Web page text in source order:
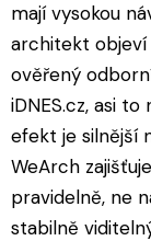
mají vysokou
architekt objeví
ověřený
iDNES.cz, asi
efekt je silnější
WeArch
pravidelně, ne
stabilně